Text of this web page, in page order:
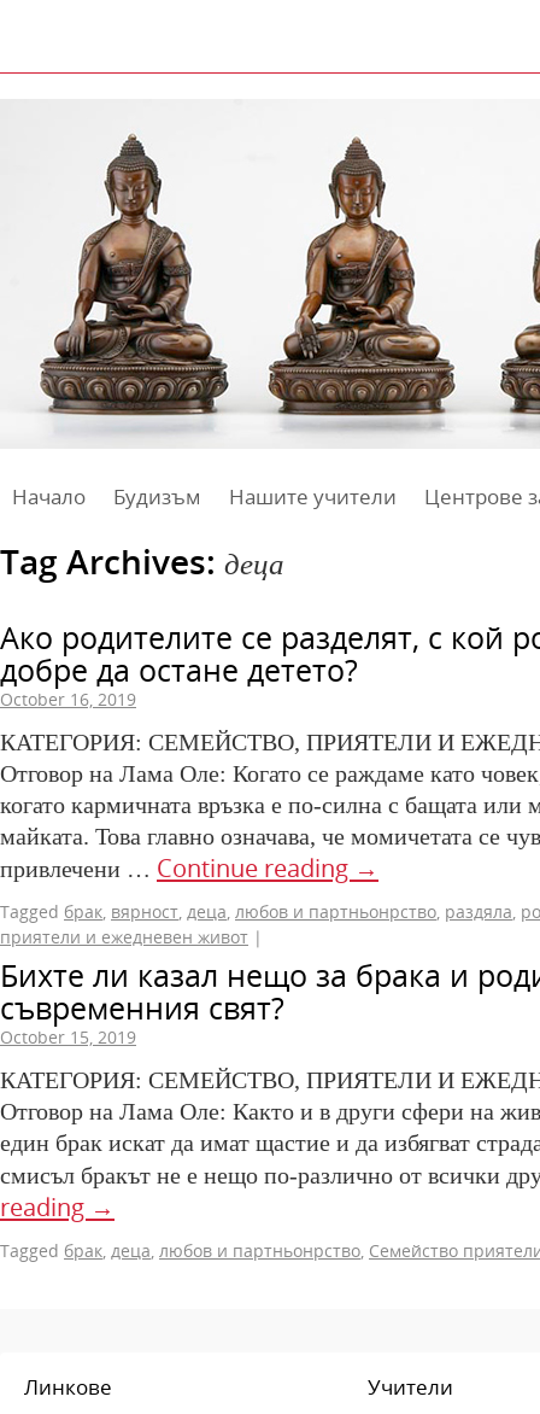
Начало Будизъм Нашите учители Центрове
Tag Archives: деца
Ако родителите се разделят, с кой
добре да остане детето?
October 16, 2019
КАТЕГОРИЯ: СЕМЕЙСТВО, ПРИЯТЕЛИ И
Отговор на Лама Оле: Когато се раждаме като
когато кармичната връзка е по-силна с бащата или
майката. Това главно означава, че момичетата се
привлечени … Continue reading →
Tagged брак, вярност, деца, любов и партньонрство, раздяла,
приятели и ежедневен живот |
Бихте ли казал нещо за брака и
съвременния свят?
October 15, 2019
КАТЕГОРИЯ: СЕМЕЙСТВО, ПРИЯТЕЛИ И
Отговор на Лама Оле: Както и в други сфери на
един брак искат да имат щастие и да избягват
смисъл бракът не е нещо по-различно от всички
reading →
Tagged брак, деца, любов и партньонрство, Семейство
Линкове Учители